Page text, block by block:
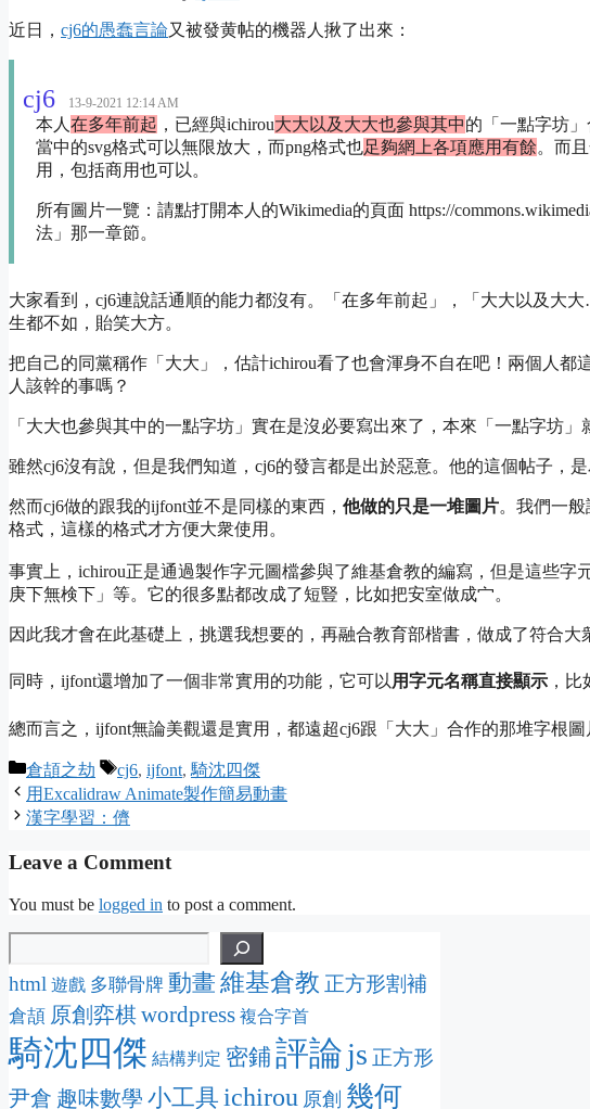
近日， cj6的愚蠢言論又被發黄帖的機器人揪了出來：
cj6 13-9-2021 12:14 AM
本人在多年前起 ，已經與ichirou大大以及大大也參與其中的「一點字坊
當中的svg格式可以無限放大，而png格式也足夠網上各項應用有餘。而
用，包括商用也可以。
所有圖片一覽：請點打開本人的Wikimedia的頁面 https://
法」那一章節。
大家看到，cj6連說話通順的能力都沒有。「在多年前起」，「大大以及大
生都不如，貽笑大方。
把自己的同黨稱作「大大」，估計ichirou看了也會渾身不自在吧！兩個人
人該幹的事嗎？
「大大也參與其中的一點字坊」實在是沒必要寫出來了，本來「一點字坊」
雖然cj6沒有說，但是我們知道，cj6的發言都是出於惡意。他的這個帖子，
然而cj6做的跟我的ijfont並不是同樣的東西， 他做的只是一堆圖片。我們一
格式，這樣的格式才方便大衆使用。
事實上，ichirou正是通過製作字元圖檔參與了維基倉教的編寫，但是這些字
庚下無検下」等。它的很多點都改成了短豎，比如把安室做成宀。
因此我才會在此基礎上，挑選我想要的，再融合教育部楷書，做成了符合大
同時，ijfont還增加了一個非常實用的功能，它可以 用字元名稱直接顯示 ，
總而言之，ijfont無論美觀還是實用，都遠超cj6跟「大大」合作的那堆字根圖
Categories
倉頡之劫 Tags
cj6, ijfont,騎沈四傑
用Excalidraw Animate製作簡易動畫
漢字學習：儕
Leave a Comment
You must be logged in to post a comment.
html 遊戲 多聯骨牌 動畫 維基倉教 正方形割補
倉頡 原創弈棋wordpress 複合字首
騎沈四傑 結構判定 密鋪評論js 正方形
尹倉 趣味數學 小工具 ichirou 原創 幾何